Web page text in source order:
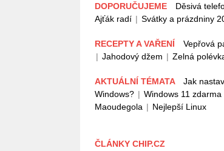
DOPORUČUJEME Děsivá
Ajťák radí | Svátky a prázdniny
RECEPTY A VAŘENÍ Vepřová
| Jahodový džem | Zelná
AKTUÁLNÍ TÉMATA Jak
Windows? | Windows 11 zdarma
Maoudegola | Nejlepší Linux
ČLÁNKY CHIP.CZ